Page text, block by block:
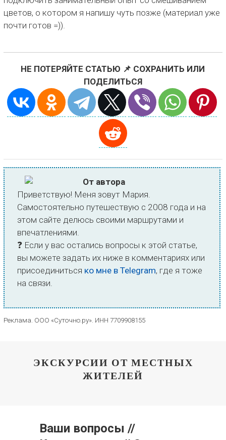
цветов, о котором я напишу чуть позже (материал уже
почти готов =)).
НЕ ПОТЕРЯЙТЕ СТАТЬЮ 📌 СОХРАНИТЬ ИЛИ
ПОДЕЛИТЬСЯ
От автора
Приветствую! Меня зовут Мария.
Самостоятельно путешествую с 2008 года и на
этом сайте делюсь своими маршрутами и
впечатлениями.
❓ Если у вас остались вопросы к этой статье,
вы можете задать их ниже в комментариях или
присоединиться ко мне в Telegram, где я тоже
на связи.
Реклама. ООО «Суточно.ру». ИНН 7709908155
ЭКСКУРСИИ ОТ МЕСТНЫХ
ЖИТЕЛЕЙ
Ваши вопросы //